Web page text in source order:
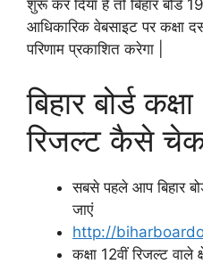
शुरू कर दिया है तो बिहार बोर्ड
आधिकारिक वेबसाइट पर कक्षा
परिणाम प्रकाशित करेगा |
बिहार बोर्ड
रिजल्ट कैसे
सबसे पहले आप बिहार
जाएं
http://
कक्षा 12वीं रिजल्ट